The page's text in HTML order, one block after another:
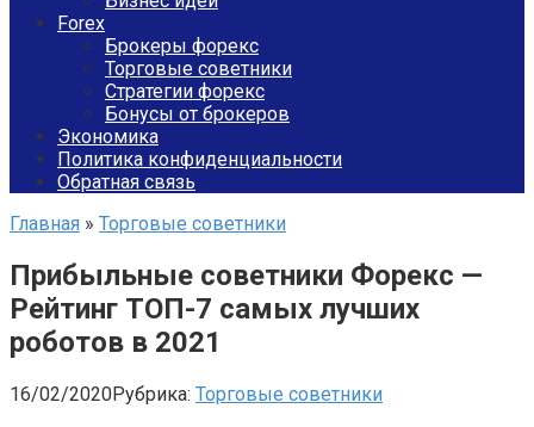
Forex
Брокеры форекс
Торговые советники
Стратегии форекс
Бонусы от брокеров
Экономика
Политика конфиденциальности
Обратная связь
Главная » Торговые советники
Прибыльные советники Форекс —
Рейтинг ТОП-7 самых лучших
роботов в 2021
16/02/2020Рубрика: Торговые советники